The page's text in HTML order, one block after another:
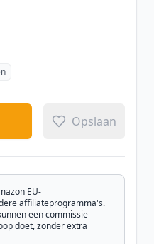
Opslaan
EU-
affiliateprogramma's.
een commissie
doet, zonder extra